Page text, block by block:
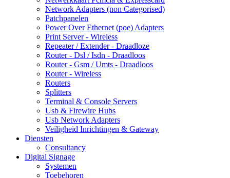
Network Adapters (non Categorised)
Patchpanelen
Power Over Ethernet (poe) Adapters
Print Server - Wireless
Repeater / Extender - Draadloze
Router - Dsl / Isdn - Draadloos
Router - Gsm / Umts - Draadloos
Router - Wireless
Routers
Splitters
Terminal & Console Servers
Usb & Firewire Hubs
Usb Network Adapters
Veiligheid Inrichtingen & Gateway
Diensten
Consultancy
Digital Signage
Systemen
Toebehoren